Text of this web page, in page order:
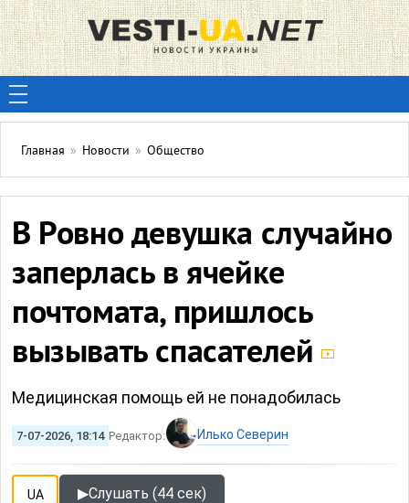
Главная » Новости » Общество
В Ровно девушка случайно
заперлась в ячейке
почтомата, пришлось
вызывать спасателей
Медицинская помощь ей не понадобилась
7-07-2026, 18:14 Редактор: Илько Северин
UA ▶Слушать (44 сек)